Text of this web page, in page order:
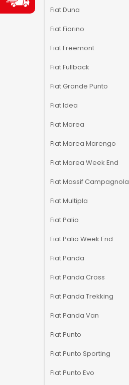
Fiat Duna
Fiat Fiorino
Fiat Freemont
Fiat Fullback
Fiat Grande Punto
Fiat Idea
Fiat Marea
Fiat Marea Marengo
Fiat Marea Week End
Fiat Massif Campagnola
Fiat Multipla
Fiat Palio
Fiat Palio Week End
Fiat Panda
Fiat Panda Cross
Fiat Panda Trekking
Fiat Panda Van
Fiat Punto
Fiat Punto Sporting
Fiat Punto Evo